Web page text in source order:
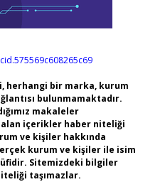
herhangi bir marka, kurum
bulunmamaktadır.
makaleler
alan içerikler haber niteliği
ve kişiler hakkında
kurum ve kişiler ile isim
Sitemizdeki bilgiler
taşımazlar.